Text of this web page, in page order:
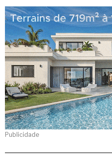
Publicidade